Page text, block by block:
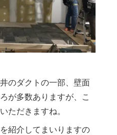
のダクトの一部、壁面
が多数ありますが、こ
ただきますね。
紹介してまいりますの